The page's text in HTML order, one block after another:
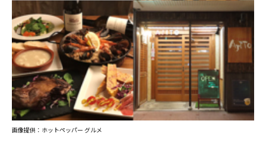
画像提供：ホットペッパー グルメ